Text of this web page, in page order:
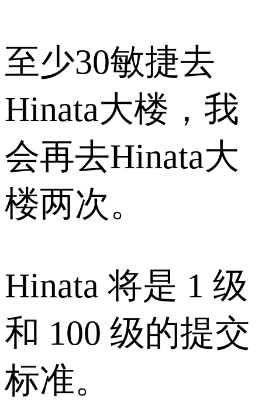
至少30敏捷去
Hinata大楼，我
会再去Hinata大
楼两次。
Hinata 将是 1 级
和 100 级的提交
标准。